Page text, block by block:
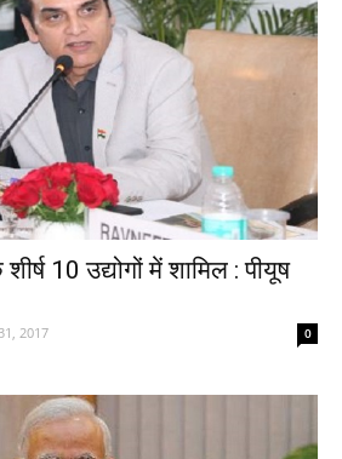
10 उद्योगों में शामिल : पीयूष
2017 0